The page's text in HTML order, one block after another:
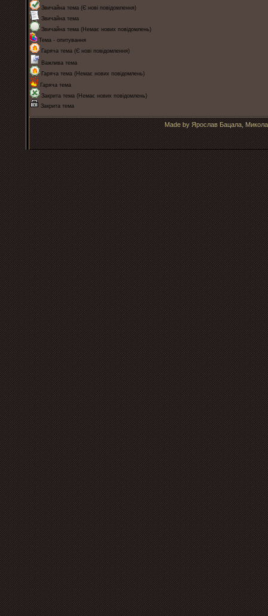
Звичайна тема (Є нові повідомлення)
Звичайна тема
Звичайна тема (Немає нових повідомлень)
Тема - опитування
Гаряча тема (Є нові повідомлення)
Важлива тема
Гаряча тема (Немає нових повідомлень)
Гаряча тема
Закрита тема (Немає нових повідомлень)
Закрита тема
Made by Ярослав Бацала,